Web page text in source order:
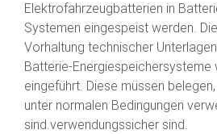
Elektrofahrzeugbatterien in
Systemen eingespeist werden.
Vorhaltung technischer
Batterie-Energiespeichersysteme
eingeführt. Diese müssen
unter normalen Bedingungen
sind.verwendungssicher sind.